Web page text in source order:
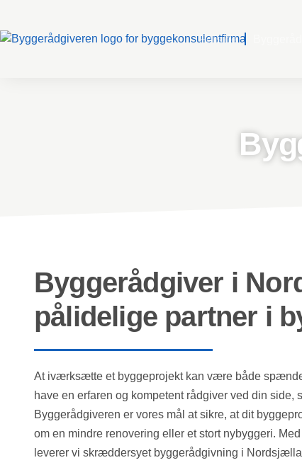
Forside
Byggerådgiver i
pålidelige partner i
At iværksætte et byggeprojekt kan være både
have en erfaren og kompetent rådgiver ved din
Byggerådgiveren er vores mål at sikre, at dit
om en mindre renovering eller et stort nybyggeri.
leverer vi skræddersyet byggerådgivning i